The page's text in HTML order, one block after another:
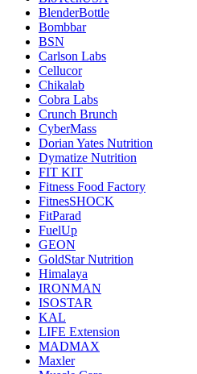
BlenderBottle
Bombbar
BSN
Carlson Labs
Cellucor
Chikalab
Cobra Labs
Crunch Brunch
CyberMass
Dorian Yates Nutrition
Dymatize Nutrition
FIT KIT
Fitness Food Factory
FitnesSHOCK
FitParad
FuelUp
GEON
GoldStar Nutrition
Himalaya
IRONMAN
ISOSTAR
KAL
LIFE Extension
MADMAX
Maxler